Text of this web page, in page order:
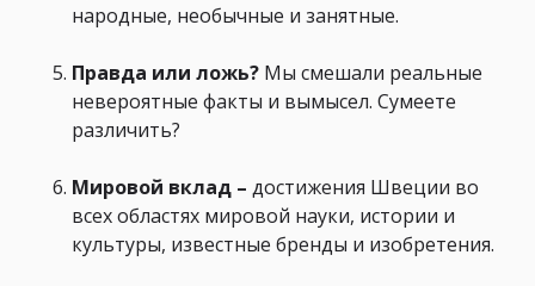
народные, необычные и занятные.
Правда или ложь? Мы смешали реальные
невероятные факты и вымысел. Сумеете
различить?
Мировой вклад – достижения Швеции во
всех областях мировой науки, истории и
культуры, известные бренды и изобретения.